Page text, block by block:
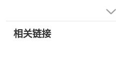
相关链接